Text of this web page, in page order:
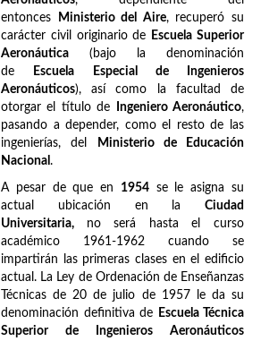
entonces
Ministerio del Aire, recuperó su
carácter civil originario de
Escuela Superior
Aeronáutica (bajo la denominación
de
Escuela Especial de Ingenieros
Aeronáuticos), así como la facultad de
otorgar el título de
Ingeniero Aeronáutico,
pasando a depender, como el resto de las
ingenierías, del
Ministerio de Educación
Nacional .
A pesar de que en 1954se le asigna su
actual ubicación en la Ciudad
Universitaria, no será hasta el curso
académico 1961-1962 cuando se
impartirán las primeras clases en el edificio
actual. La Ley de Ordenación de Enseñanzas
Técnicas de 20 de julio de 1957 le da su
denominación definitiva de
Escuela Técnica
Superior de Ingenieros Aeronáuticos